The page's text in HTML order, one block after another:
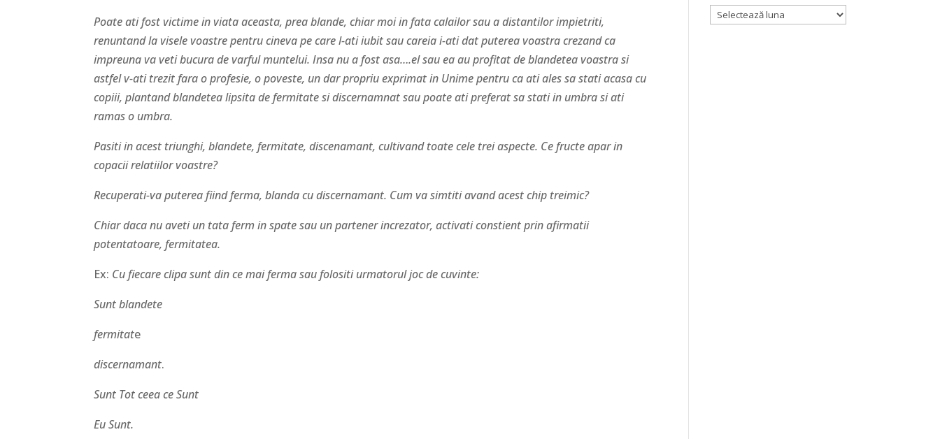
Poate ati fost victime in viata aceasta, prea blande, chiar moi in fata calailor sau a distantilor impietriti,
renuntand la visele voastre pentru cineva pe care l-ati iubit sau careia i-ati dat puterea voastra crezand ca
impreuna va veti bucura de varful muntelui. Insa nu a fost asa….el sau ea au profitat de blandetea voastra si
astfel v-ati trezit fara o profesie, o poveste, un dar propriu exprimat in Unime pentru ca ati ales sa stati acasa cu
copiii, plantand blandetea lipsita de fermitate si discernamnat sau poate ati preferat sa stati in umbra si ati
ramas o umbra.
Pasiti in acest triunghi, blandete, fermitate, discenamant, cultivand toate cele trei aspecte. Ce fructe apar in
copacii relatiilor voastre?
Recuperati-va puterea fiind ferma, blanda cu discernamant. Cum va simtiti avand acest chip treimic?
Chiar daca nu aveti un tata ferm in spate sau un partener increzator, activati constient prin afirmatii
potentatoare, fermitatea.
Ex: Cu fiecare clipa sunt din ce mai ferma sau folositi urmatorul joc de cuvinte:
Sunt blandete
fermitate
discernamant.
Sunt Tot ceea ce Sunt
Eu Sunt.
Arhive